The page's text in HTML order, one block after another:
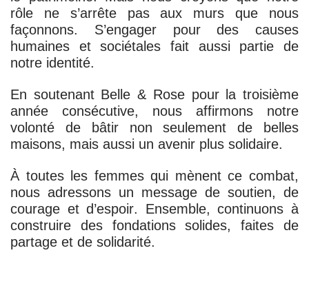
rôle ne s’arrête pas aux murs que nous
façonnons. S’engager pour des causes
humaines et sociétales fait aussi partie de
notre identité.
En soutenant Belle & Rose pour la troisième
année consécutive, nous affirmons notre
volonté de bâtir non seulement de belles
maisons, mais aussi un avenir plus solidaire.
À toutes les femmes qui mènent ce combat,
nous adressons un message de soutien, de
courage et d’espoir. Ensemble, continuons à
construire des fondations solides, faites de
partage et de solidarité.